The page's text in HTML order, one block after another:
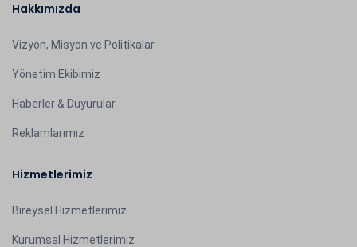
Hakkımızda
Vizyon, Misyon ve Politikalar
Yönetim Ekibimiz
Haberler & Duyurular
Reklamlarımız
Hizmetlerimiz
Bireysel Hizmetlerimiz
Kurumsal Hizmetlerimiz